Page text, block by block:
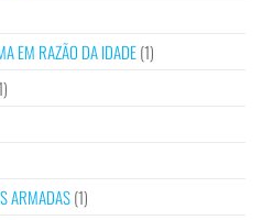
EM RAZÃO DA IDADE(1)
ARMADAS(1)